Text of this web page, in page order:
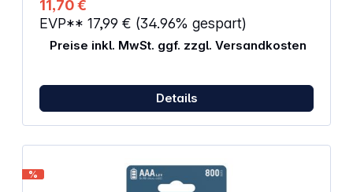
11,70 €
EVP** 17,99 € (34.96% gespart)
Preise inkl. MwSt. ggf. zzgl. Versandkosten
Details
%